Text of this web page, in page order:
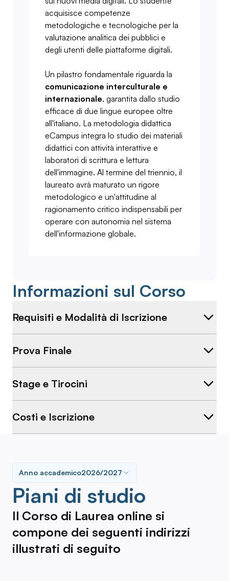
acquisisce competenze
metodologiche e tecnologiche per la
valutazione analitica dei pubblici e
degli utenti delle piattaforme digitali.
Un pilastro fondamentale riguarda la
comunicazione interculturale e
internazionale, garantita dallo studio
efficace di due lingue europee oltre
all'italiano. La metodologia didattica
eCampus integra lo studio dei materiali
didattici con attività interattive e
laboratori di scrittura e lettura
dell'immagine. Al termine del triennio, il
laureato avrà maturato un rigore
metodologico e un'attitudine al
ragionamento critico indispensabili per
operare con autonomia nel sistema
dell'informazione globale.
Informazioni sul Corso
Requisiti e Modalità di Iscrizione
Prova Finale
Stage e Tirocini
Costi e Iscrizione
Piani di studio
Anno accademico2026/2027
Il Corso di Laurea online si
compone dei seguenti indirizzi
illustrati di seguito